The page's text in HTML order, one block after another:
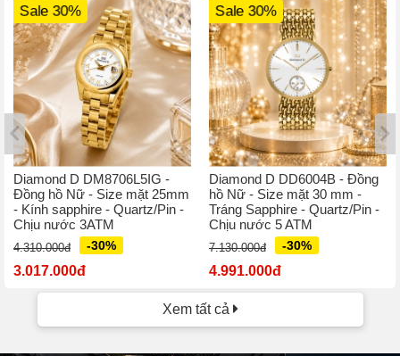
Sale 30%
Diamond D DM8706L5IG -
Đồng hồ Nữ - Size mặt 25mm
- Kính sapphire - Quartz/Pin -
Chịu nước 3ATM
4.310.000đ -30%
3.017.000đ
Sale 30%
Diamond D DD6004B - Đồng
hồ Nữ - Size mặt 30 mm -
Tráng Sapphire - Quartz/Pin -
Chịu nước 5 ATM
7.130.000đ -30%
4.991.000đ
Xem tất cả